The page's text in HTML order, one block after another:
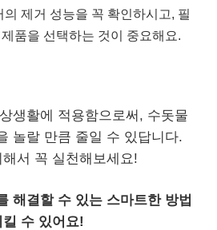
의 제거 성능을 꼭 확인하시고, 필
품을 선택하는 것이 중요해요.
생활에 적용함으로써, 수돗물
놀랄 만큼 줄일 수 있답니다.
서 꼭 실천해보세요!
해결할 수 있는 스마트한 방법
수 있어요!